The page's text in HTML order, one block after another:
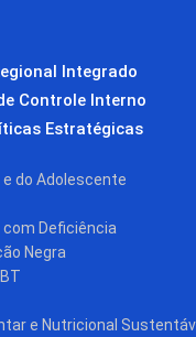
Integrado
Controle Interno
Estratégicas
e do Adolescente
com Deficiência
Negra
e Nutricional